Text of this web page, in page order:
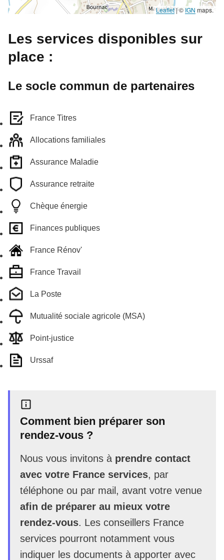
Leaflet |© IGN maps.
Les services disponibles sur
place :
Le socle commun de partenaires
France Titres
Allocations familiales
Assurance Maladie
Assurance retraite
Chèque énergie
Finances publiques
France Rénov'
France Travail
La Poste
Mutualité sociale agricole (MSA)
Point-justice
Urssaf
Comment bien préparer son
rendez-vous ?
Nous vous invitons à prendre contact
avec votre France services, par
téléphone ou par mail, avant votre venue
afin de préparer au mieux votre
rendez-vous. Les conseillers France
services pourront notamment vous
indiquer les documents à apporter avec